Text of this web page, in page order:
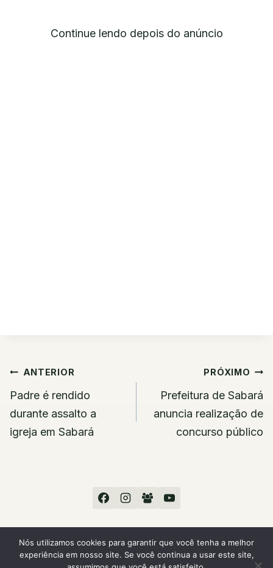
Continue lendo depois do anúncio
Navegação
de
Post
ANTERIOR
Padre é rendido
durante assalto a
igreja em Sabará
PRÓXIMO
Prefeitura de Sabará
anuncia realização de
concurso público
© 2026 Sou Sabará
Nós utilizamos cookies para garantir que você tenha a melhor
experiência em nosso site. Se você continua a usar este site,